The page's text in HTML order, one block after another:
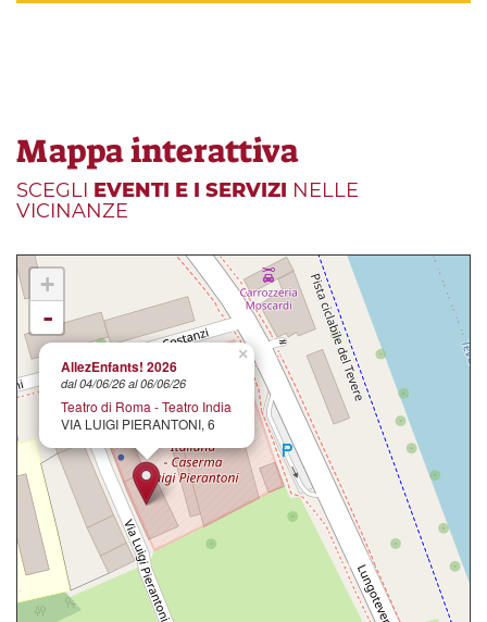
Mappa interattiva
SCEGLI EVENTI E I SERVIZI NELLE
VICINANZE
×
AllezEnfants! 2026
dal 04/06/26 al 06/06/26
Teatro di Roma - Teatro India
VIA LUIGI PIERANTONI, 6
+
-